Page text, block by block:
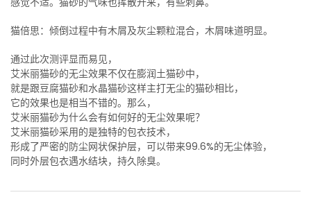
猫倍思：倾倒过程中有木屑及灰尘颗粒混合，木屑味道明显。
通过此次测评显而易见，
艾米丽猫砂的无尘效果不仅在膨润土猫砂中，
就是跟豆腐猫砂和水晶猫砂这样主打无尘的猫砂相比，
它的效果也是相当不错的。那么，
艾米丽猫砂为什么会有如何好的无尘效果呢？
艾米丽猫砂采用的是独特的包衣技术，
形成了严密的防尘网状保护层，可以带来99.6%的无尘体验，
同时外层包衣遇水结块，持久除臭。